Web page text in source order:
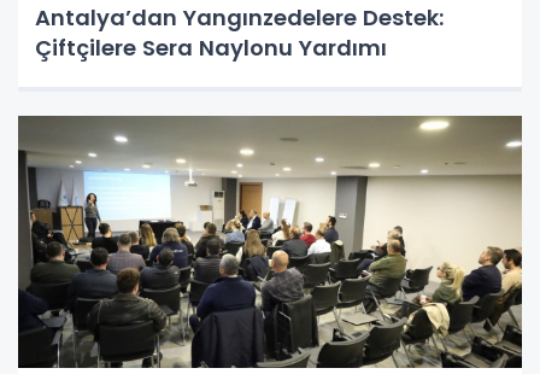
Antalya’dan Yangınzedelere Destek:
Çiftçilere Sera Naylonu Yardımı